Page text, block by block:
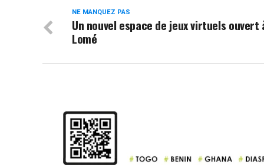
NE MANQUEZ PAS
Un nouvel espace de jeux virtuels ouvert
Lomé